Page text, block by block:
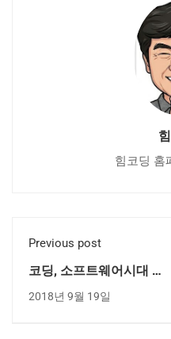
힘코딩 홈
Previous post
코딩, 소프트웨어시대 -
가
2018년 9월 19일